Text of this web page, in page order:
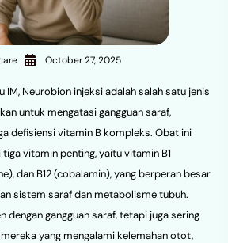
October 27, 2025
IM, Neurobion injeksi adalah salah satu jenis
untuk mengatasi gangguan saraf,
defisiensi vitamin B kompleks. Obat ini
vitamin penting, yaitu vitamin B1
dan B12 (cobalamin), yang berperan besar
sistem saraf dan metabolisme tubuh.
dengan gangguan saraf, tetapi juga sering
yang mengalami kelemahan otot,